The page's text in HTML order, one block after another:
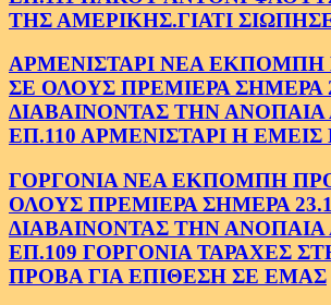
ΤΗΣ ΑΜΕΡΙΚΗΣ.ΓΙΑΤΙ
ΑΡΜΕΝΙΣΤΑΡΙ ΝΕΑ
ΣΕ ΟΛΟΥΣ ΠΡΕΜΙΕΡΑ ΣΗΜΕΡΑ
ΔΙΑΒΑΙΝΟΝΤΑΣ ΤΗΝ ΑΝΟΠΑΙΑ
ΕΠ.110 ΑΡΜΕΝΙΣΤΑΡΙ Η ΕΜΕΙΣ
ΓΟΡΓΟΝΙΑ ΝΕΑ ΕΚΠΟΜΠΗ
ΟΛΟΥΣ ΠΡΕΜΙΕΡΑ ΣΗΜΕΡΑ
ΔΙΑΒΑΙΝΟΝΤΑΣ ΤΗΝ ΑΝΟΠΑΙΑ
ΕΠ.109 ΓΟΡΓΟΝΙΑ ΤΑΡΑΧΕΣ
ΠΡΟΒΑ ΓΙΑ ΕΠΙΘΕΣΗ ΣΕ ΕΜΑΣ